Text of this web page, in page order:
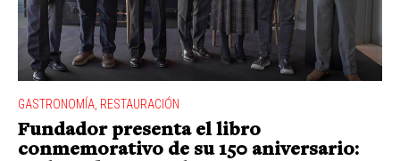
GASTRONOMÍA, RESTAURACIÓN
Fundador presenta el libro
conmemorativo de su 150 aniversario: